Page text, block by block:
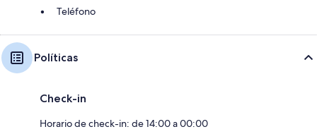
Teléfono
Políticas
Check-in
Horario de check-in: de 14:00 a 00:00